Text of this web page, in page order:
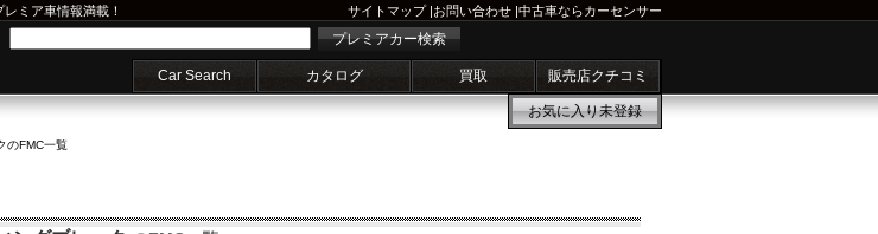
ミア車情報満載！ サイトマップ|お問い合わせ |中古車ならカーセンサー
プレミアカー検索
Car Search カタログ 買取 販売店クチコミ
お気に入り未登録
のFMC一覧